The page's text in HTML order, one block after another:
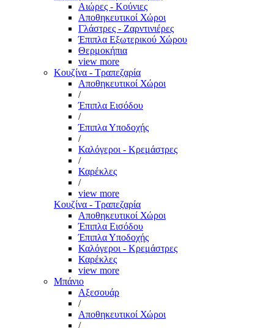
Αιώρες - Κούνιες
Αποθηκευτικοί Χώροι
Γλάστρες - Ζαρντινιέρες
Έπιπλα Εξωτερικού Χώρου
Θερμοκήπια
view more
Κουζίνα - Τραπεζαρία
Αποθηκευτικοί Χώροι
/
Έπιπλα Εισόδου
/
Έπιπλα Υποδοχής
/
Καλόγεροι - Κρεμάστρες
/
Καρέκλες
/
view more
Κουζίνα - Τραπεζαρία
Αποθηκευτικοί Χώροι
Έπιπλα Εισόδου
Έπιπλα Υποδοχής
Καλόγεροι - Κρεμάστρες
Καρέκλες
view more
Μπάνιο
Αξεσουάρ
/
Αποθηκευτικοί Χώροι
/